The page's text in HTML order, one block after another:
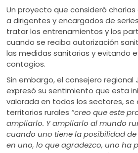
Un proyecto que consideró
a dirigentes y encargados de
tratar los entrenamientos y los
cuando se reciba autorización
las medidas sanitarias y evitando
contagios.
Sin embargo, el consejero regional
expresó su sentimiento que esta
valorada en todos los sectores, se
territorios rurales “creo que este
ampliarlo. Y ampliarlo al mundo
cuando uno tiene la posibilidad
en uno, lo que agradezco, uno ha